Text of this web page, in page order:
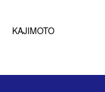
KAJIMOTO